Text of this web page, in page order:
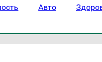
Авто